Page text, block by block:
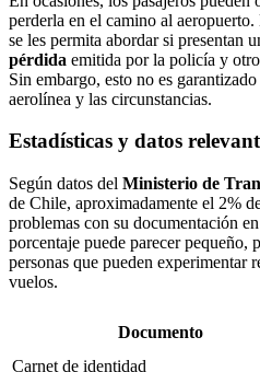
perderla en el camino al aeropuerto.
se les permita abordar si presentan
pérdida emitida por la policía y
Sin embargo, esto no es
aerolínea y las circunstancias.
Estadísticas y datos
Según datos del Ministerio de
de Chile, aproximadamente el 2%
problemas con su documentación
porcentaje puede parecer pequeño,
personas que pueden experimentar
vuelos.
Documento
Carnet de identidad